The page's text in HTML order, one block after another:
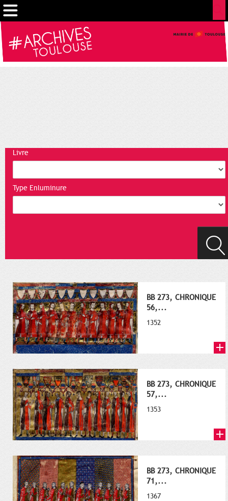
Livre
Type Enluminure
BB 273, CHRONIQUE
56,...
1352
BB 273, CHRONIQUE
57,...
1353
BB 273, CHRONIQUE
71,...
1367
Gestion de vos préférences sur les cookies